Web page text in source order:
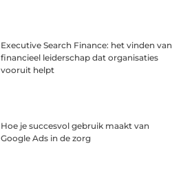
Executive Search Finance: het vinden van
financieel leiderschap dat organisaties
vooruit helpt
Hoe je succesvol gebruik maakt van
Google Ads in de zorg